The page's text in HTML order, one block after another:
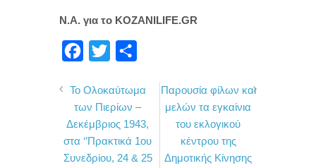
Ν.Α. για το KOZANILIFE.GR
c
e
b
o
i
t
t
e
ι
α
σ
Το Ολοκαύτωμα
των Πιερίων –
Δεκέμβριος 1943,
στα ‘’Πρακτικά 1ου
Συνεδρίου, 24 & 25
Παρουσία φίλων και
μελών τα εγκαίνια
του εκλογικού
κέντρου της
Δημοτικής Κίνησης